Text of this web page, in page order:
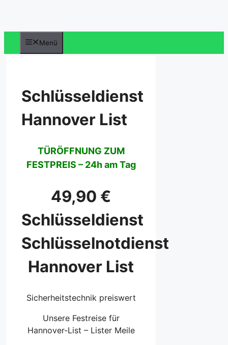
springen
Menü
Schlüsseldienst
Hannover List
TÜRÖFFNUNG ZUM
FESTPREIS – 24h am Tag
49,90 €
Schlüsseldienst
Schlüsselnotdienst
Hannover List
Sicherheitstechnik preiswert
Unsere Festreise für
Hannover-List – Lister Meile